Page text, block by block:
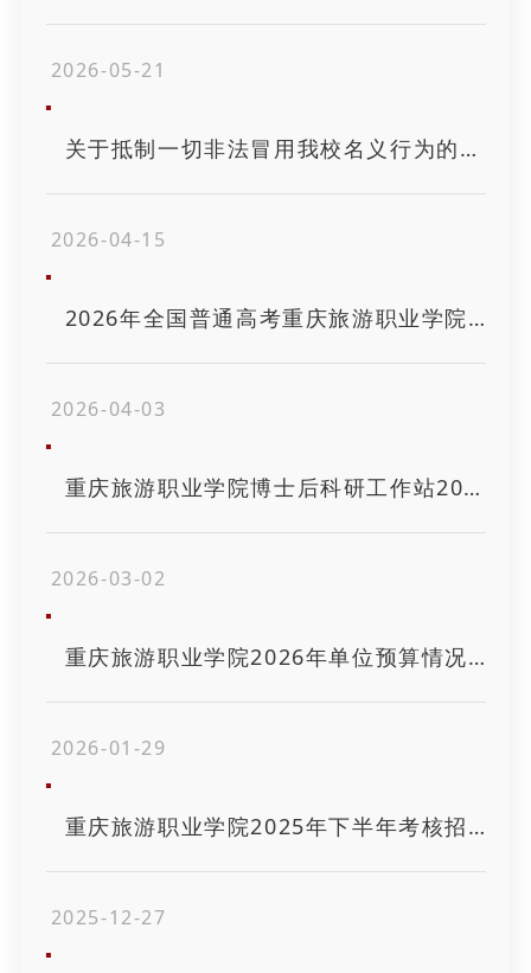
2026-05-21
关于抵制一切非法冒用我校名义行为的严正声明
2026-04-15
2026年全国普通高考重庆旅游职业学院招生简章
2026-04-03
重庆旅游职业学院博士后科研工作站2026年度博士后招收公告
2026-03-02
重庆旅游职业学院2026年单位预算情况说明
2026-01-29
重庆旅游职业学院2025年下半年考核招聘外聘全职工作人员拟聘公示
2025-12-27